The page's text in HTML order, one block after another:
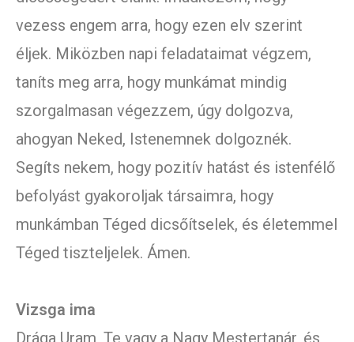
vezess engem arra, hogy ezen elv szerint
éljek. Miközben napi feladataimat végzem,
taníts meg arra, hogy munkámat mindig
szorgalmasan végezzem, úgy dolgozva,
ahogyan Neked, Istenemnek dolgoznék.
Segíts nekem, hogy pozitív hatást és istenfélő
befolyást gyakoroljak társaimra, hogy
munkámban Téged dicsőítselek, és életemmel
Téged tiszteljelek. Ámen.
Vizsga ima